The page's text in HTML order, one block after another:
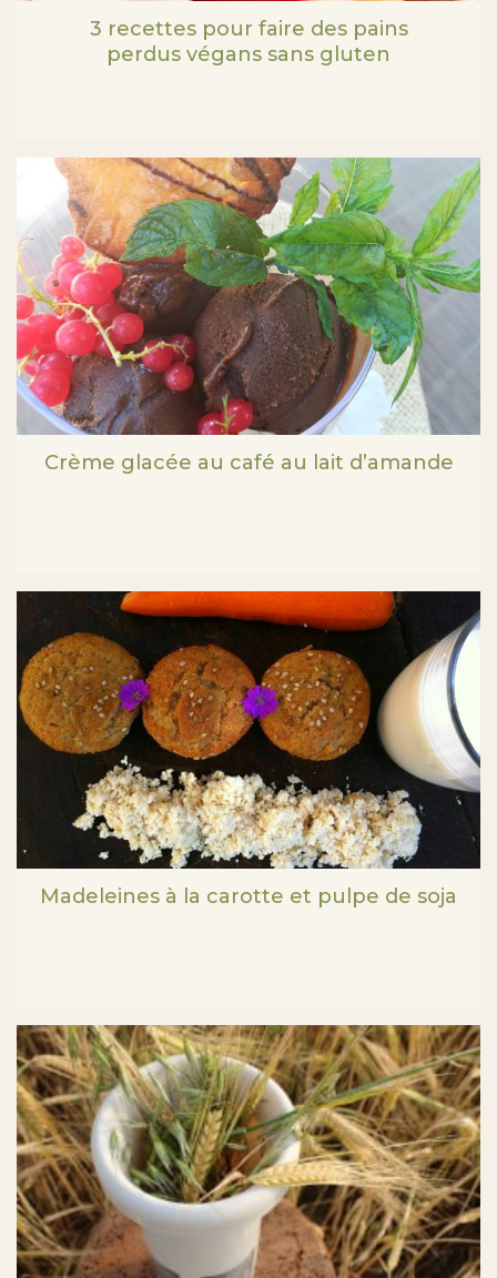
3 recettes pour faire des pains
perdus végans sans gluten
Crème glacée au café au lait d’amande
Madeleines à la carotte et pulpe de soja